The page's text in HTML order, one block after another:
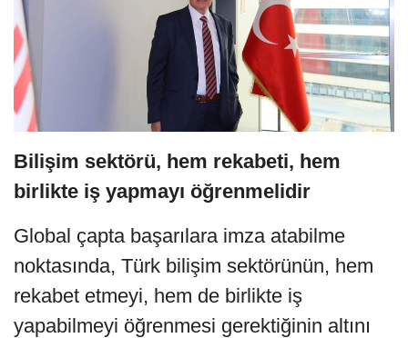
Bilişim sektörü, hem rekabeti, hem
birlikte iş yapmayı öğrenmelidir
Global çapta başarılara imza atabilme
noktasında, Türk bilişim sektörünün, hem
rekabet etmeyi, hem de birlikte iş
yapabilmeyi öğrenmesi gerektiğinin altını